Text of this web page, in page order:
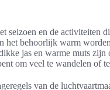
seizoen en de activiteiten
het behoorlijk warm
jas en warme muts zijn
om veel te wandelen of
van de